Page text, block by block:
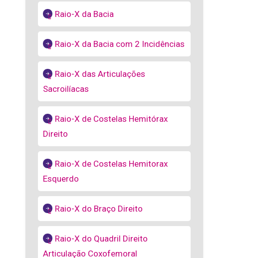
Raio-X da Bacia
Raio-X da Bacia com 2 Incidências
Raio-X das Articulações
Sacroilíacas
Raio-X de Costelas Hemitórax
Direito
Raio-X de Costelas Hemitorax
Esquerdo
Raio-X do Braço Direito
Raio-X do Quadril Direito
Articulação Coxofemoral